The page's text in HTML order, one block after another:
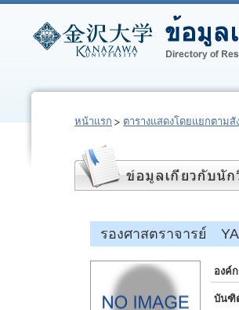
หน้าแรก ตารางแสดงโดยแยกตามสั
รองศาสตราจารย์
องค์
บันฑิ